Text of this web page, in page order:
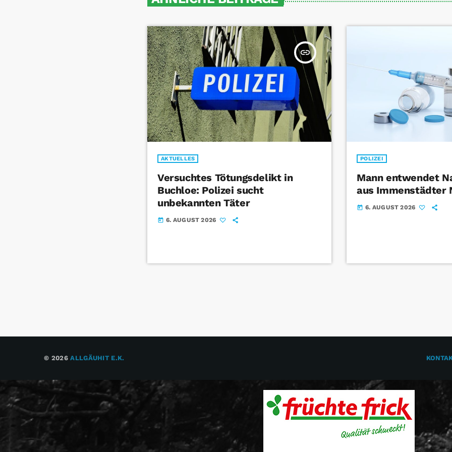
insert_link
AKTUELLES
Versuchtes Tötungsdelikt in
Buchloe: Polizei sucht
unbekannten Täter
today 6. AUGUST 2026
POLIZEI
Mann entwendet
aus Immenstädter
today 6. AUGUST 2026
© 2026ALLGÄUHIT E.K.